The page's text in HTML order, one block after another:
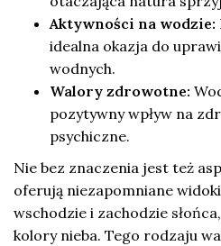
Aktywności na wodzie:
idealna okazja do
wodnych.
Walory zdrowotne:
pozytywny wpływ na
psychiczne.
Nie bez znaczenia jest też
oferują niezapomniane
wschodzie i zachodzie
kolory nieba. Tego rodzaju